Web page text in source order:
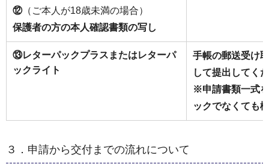
⑫（ご本人が18歳未満の場合）
保護者の方の本人確認書類の写し
⑬レターパックプラスまたはレターパ
ックライト
手帳の郵送受け
して提出してく
※申請書類一式
ックでなくても
３．申請から交付までの流れについて